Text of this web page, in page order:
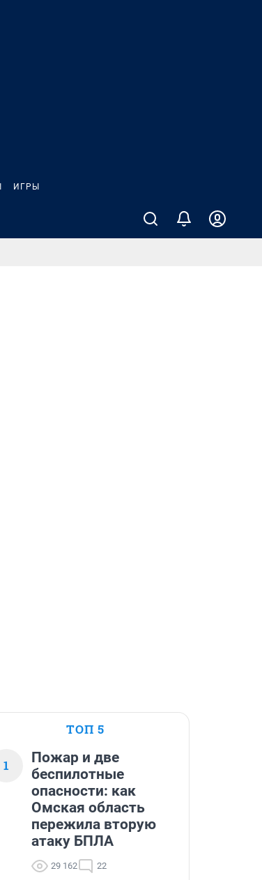
ИГРЫ
ТОП 5
1
Пожар и две
беспилотные
опасности: как
Омская область
пережила вторую
атаку БПЛА
29 162 22